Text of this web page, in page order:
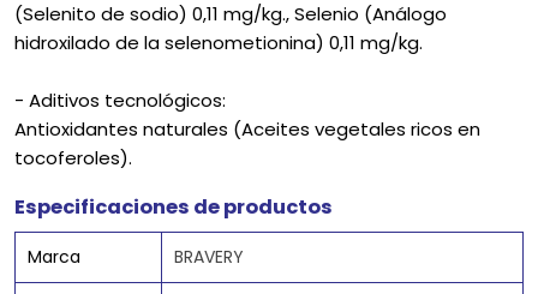
(Selenito de sodio) 0,11 mg/kg., Selenio (Análogo
hidroxilado de la selenometionina) 0,11 mg/kg.
- Aditivos tecnológicos:
Antioxidantes naturales (Aceites vegetales ricos en
tocoferoles).
Especificaciones de productos
Marca BRAVERY